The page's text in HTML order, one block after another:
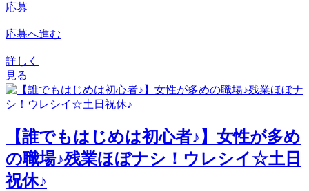
応募
応募へ進む
詳しく
見る
【誰でもはじめは初心者♪】女性が多め
の職場♪残業ほぼナシ！ウレシイ☆土日
祝休♪